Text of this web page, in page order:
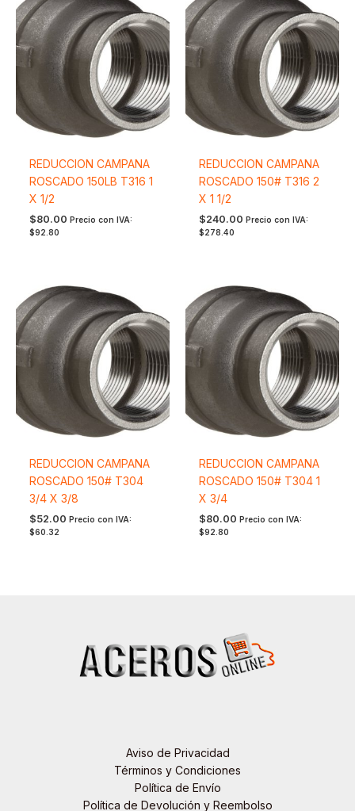
REDUCCION CAMPANA
ROSCADO 150LB T316 1
X 1/2
$80.00 Precio con IVA:
$92.80
REDUCCION CAMPANA
ROSCADO 150# T316 2
X 1 1/2
$240.00 Precio con IVA:
$278.40
REDUCCION CAMPANA
ROSCADO 150# T304
3/4 X 3/8
$52.00 Precio con IVA:
$60.32
REDUCCION CAMPANA
ROSCADO 150# T304 1
X 3/4
$80.00 Precio con IVA:
$92.80
Aviso de Privacidad
Términos y Condiciones
Política de Envío
Política de Devolución y Reembolso